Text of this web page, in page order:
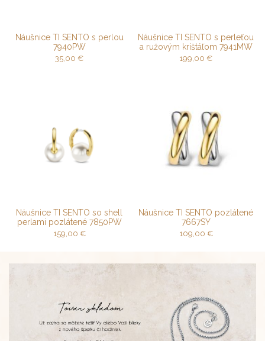
Náušnice TI SENTO s perlou
7940PW
35,00 €
Náušnice TI SENTO s perleťou
a ružovým krištáľom 7941MW
199,00 €
Náušnice TI SENTO so shell
perlami pozlátené 7850PW
159,00 €
Náušnice TI SENTO pozlátené
7667SY
109,00 €